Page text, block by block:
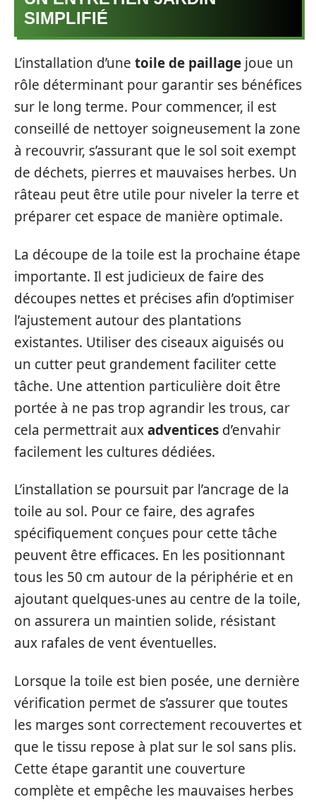
SIMPLIFIÉ
L’installation d’une toile de paillage joue un
rôle déterminant pour garantir ses bénéfices
sur le long terme. Pour commencer, il est
conseillé de nettoyer soigneusement la zone
à recouvrir, s’assurant que le sol soit exempt
de déchets, pierres et mauvaises herbes. Un
râteau peut être utile pour niveler la terre et
préparer cet espace de manière optimale.
La découpe de la toile est la prochaine étape
importante. Il est judicieux de faire des
découpes nettes et précises afin d’optimiser
l’ajustement autour des plantations
existantes. Utiliser des ciseaux aiguisés ou
un cutter peut grandement faciliter cette
tâche. Une attention particulière doit être
portée à ne pas trop agrandir les trous, car
cela permettrait auxadventices d’envahir
facilement les cultures dédiées.
L’installation se poursuit par l’ancrage de la
toile au sol. Pour ce faire, des agrafes
spécifiquement conçues pour cette tâche
peuvent être efficaces. En les positionnant
tous les 50 cm autour de la périphérie et en
ajoutant quelques-unes au centre de la toile,
on assurera un maintien solide, résistant
aux rafales de vent éventuelles.
Lorsque la toile est bien posée, une dernière
vérification permet de s’assurer que toutes
les marges sont correctement recouvertes et
que le tissu repose à plat sur le sol sans plis.
Cette étape garantit une couverture
complète et empêche les mauvaises herbes